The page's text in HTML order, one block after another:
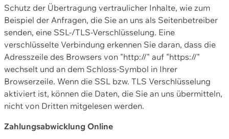
Schutz der Übertragung vertraulicher Inhalte, wie zum
Beispiel der Anfragen, die Sie an uns als Seitenbetreiber
senden, eine SSL-/TLS-Verschlüsselung. Eine
verschlüsselte Verbindung erkennen Sie daran, dass die
Adresszeile des Browsers von "http://" auf "https://"
wechselt und an dem Schloss-Symbol in Ihrer
Browserzeile. Wenn die SSL bzw. TLS Verschlüsselung
aktiviert ist, können die Daten, die Sie an uns übermitteln,
nicht von Dritten mitgelesen werden.
Zahlungsabwicklung Online